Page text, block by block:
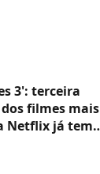
3': terceira
filmes mais
Netflix já tem